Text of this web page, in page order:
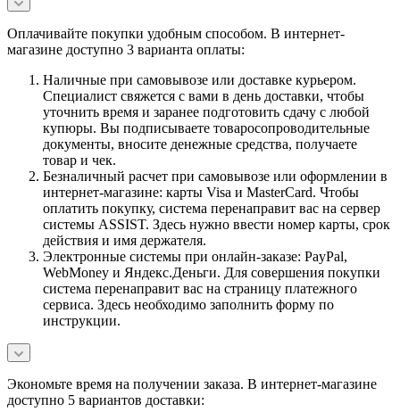
Оплачивайте покупки удобным способом. В интернет-
магазине доступно 3 варианта оплаты:
Наличные при самовывозе или доставке курьером.
Специалист свяжется с вами в день доставки, чтобы
уточнить время и заранее подготовить сдачу с любой
купюры. Вы подписываете товаросопроводительные
документы, вносите денежные средства, получаете
товар и чек.
Безналичный расчет при самовывозе или оформлении в
интернет-магазине: карты Visa и MasterCard. Чтобы
оплатить покупку, система перенаправит вас на сервер
системы ASSIST. Здесь нужно ввести номер карты, срок
действия и имя держателя.
Электронные системы при онлайн-заказе: PayPal,
WebMoney и Яндекс.Деньги. Для совершения покупки
система перенаправит вас на страницу платежного
сервиса. Здесь необходимо заполнить форму по
инструкции.
Экономьте время на получении заказа. В интернет-магазине
доступно 5 вариантов доставки: